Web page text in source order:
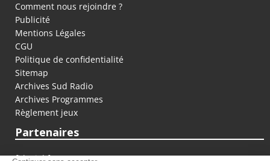
Comment nous rejoindre ?
Publicité
Mentions Légales
CGU
Politique de confidentialité
Sitemap
Archives Sud Radio
Archives Programmes
Règlement jeux
Partenaires
fiducial.fr